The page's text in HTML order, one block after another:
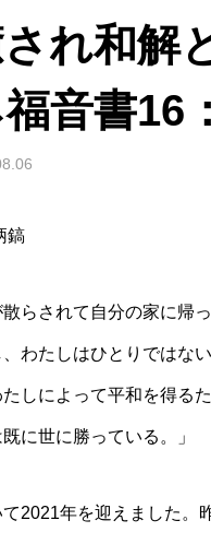
され和解
福音書16
鎬
散らされて自分の家に帰
わたしはひとりではな
しによって平和を得る
に世に勝っている。」
2021年を迎えました